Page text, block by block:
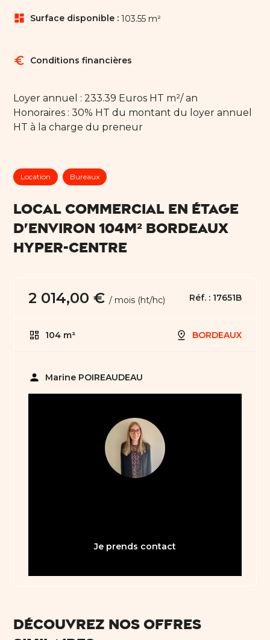
dashboard Surface disponible : 103.55 m²
euro Conditions financières
Loyer annuel : 233.39 Euros HT m²/ an
Honoraires : 30% HT du montant du loyer annuel
HT à la charge du preneur
Location Bureaux
LOCAL COMMERCIAL EN ÉTAGE
D'ENVIRON 104M² BORDEAUX
HYPER-CENTRE
2 014,00 €/ mois (ht/hc) Réf. : 17651B
104 m² BORDEAUX
person Marine POIREAUDEAU
Je prends contact
Découvrez nos offres